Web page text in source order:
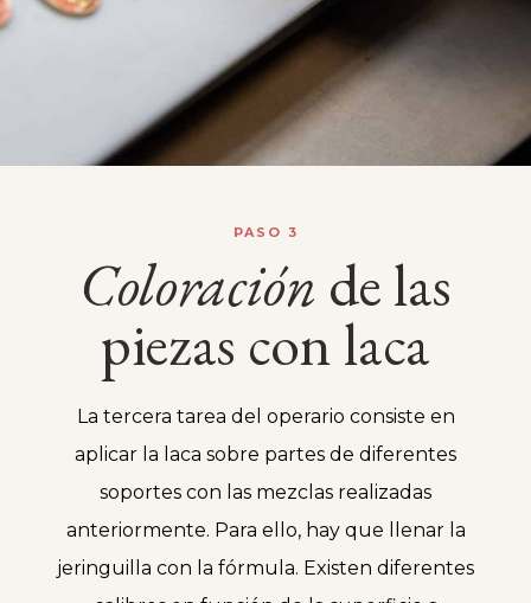
PASO 3
Coloración de las
piezas con laca
La tercera tarea del operario consiste en
aplicar la laca sobre partes de diferentes
soportes con las mezclas realizadas
anteriormente. Para ello, hay que llenar la
jeringuilla con la fórmula. Existen diferentes